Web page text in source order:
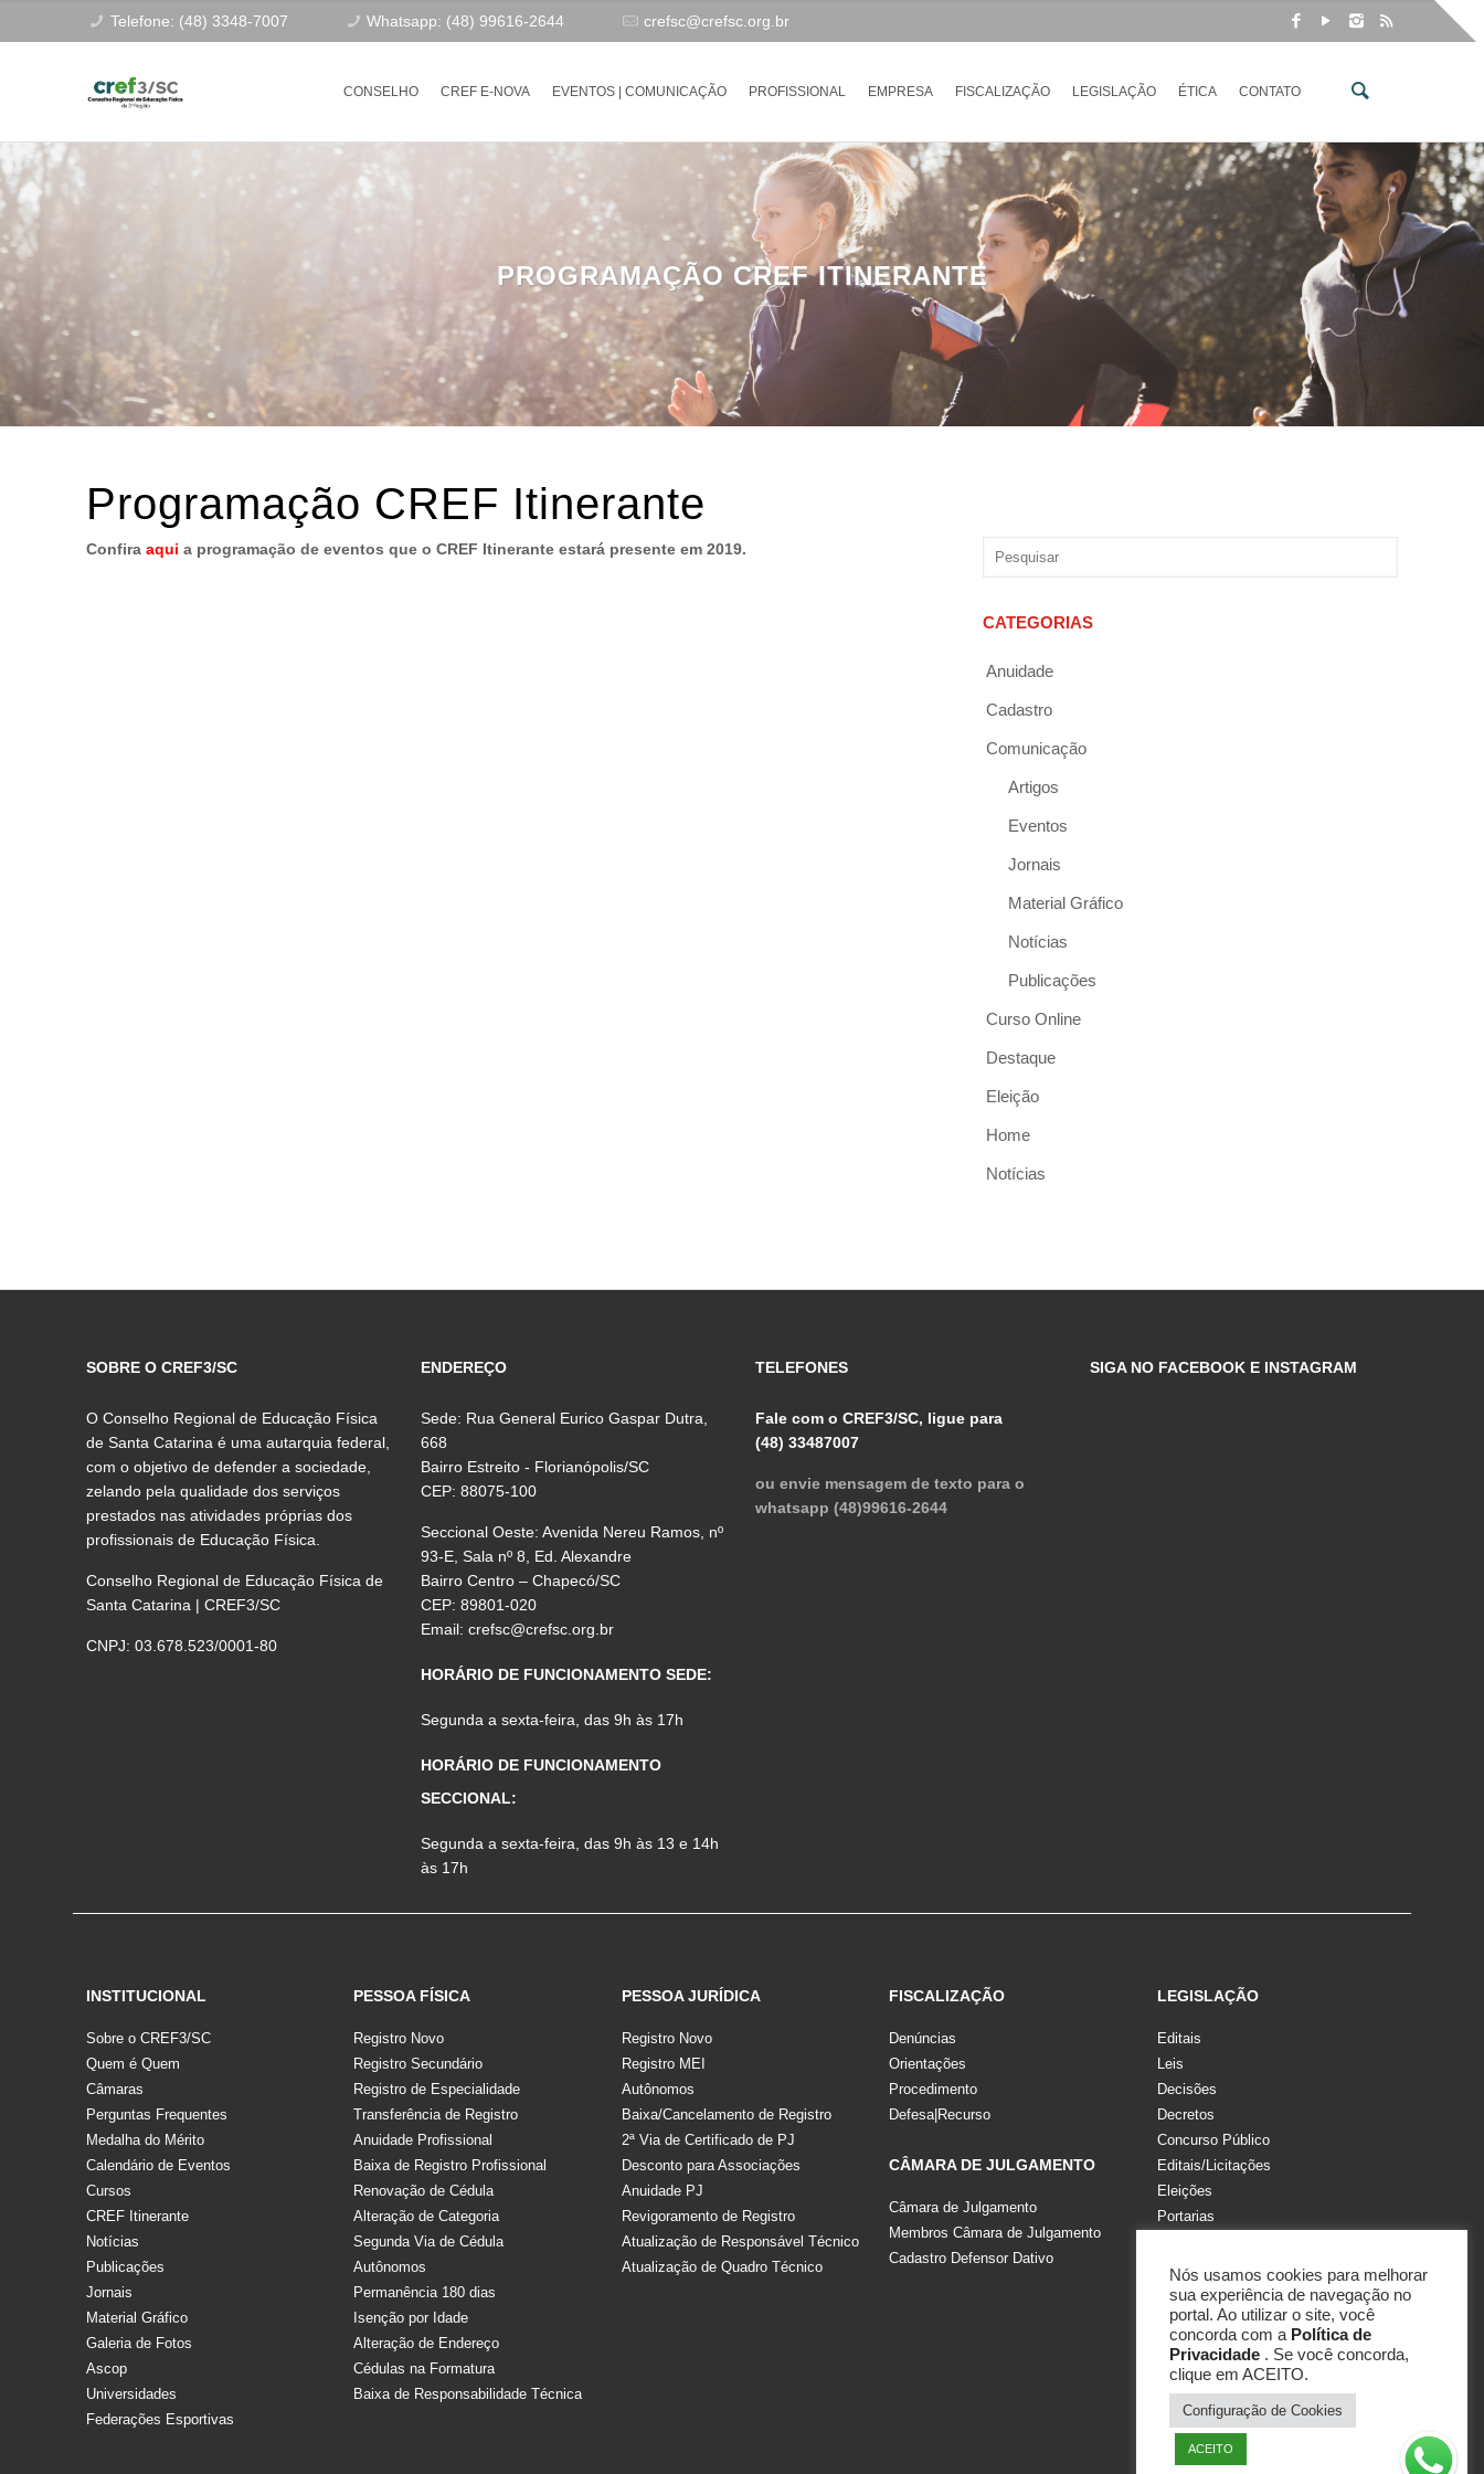
Telefone: (48) 3348-7007 Whatsapp: (48) 99616-2644 crefsc@crefsc.org.br
CONSELHO CREF E-NOVA EVENTOS | COMUNICAÇÃO PROFISSIONAL EMPRESA FISCALIZAÇÃO LEGISLAÇÃO ÉTICA CONTATO
PROGRAMAÇÃO CREF ITINERANTE
Programação CREF Itinerante
Confiraaqui a programação de eventos que o CREF Itinerante estará presente em 2019.
CATEGORIAS
Anuidade
Cadastro
Comunicação
Artigos
Eventos
Jornais
Material Gráfico
Notícias
Publicações
Curso Online
Destaque
Eleição
Home
Notícias
SOBRE O CREF3/SC
O Conselho Regional de Educação Física
de Santa Catarina é uma autarquia federal,
com o objetivo de defender a sociedade,
zelando pela qualidade dos serviços
prestados nas atividades próprias dos
profissionais de Educação Física.
Conselho Regional de Educação Física de
Santa Catarina | CREF3/SC
CNPJ: 03.678.523/0001-80
ENDEREÇO
Sede: Rua General Eurico Gaspar Dutra,
668
Bairro Estreito - Florianópolis/SC
CEP: 88075-100
Seccional Oeste: Avenida Nereu Ramos, nº
93-E, Sala nº 8, Ed. Alexandre
Bairro Centro – Chapecó/SC
CEP: 89801-020
Email:crefsc@crefsc.org.br
HORÁRIO DE FUNCIONAMENTO SEDE:
Segunda a sexta-feira, das 9h às 17h
HORÁRIO DE FUNCIONAMENTO
SECCIONAL:
Segunda a sexta-feira, das 9h às 13 e 14h
às 17h
TELEFONES
Fale com o CREF3/SC, ligue para
(48) 33487007
ou envie mensagem de texto para o
whatsapp (48)99616-2644
SIGA NO FACEBOOK E INSTAGRAM
INSTITUCIONAL
Sobre o CREF3/SC
Quem é Quem
Câmaras
Perguntas Frequentes
Medalha do Mérito
Calendário de Eventos
Cursos
CREF Itinerante
Notícias
Publicações
Jornais
Material Gráfico
Galeria de Fotos
Ascop
Universidades
Federações Esportivas
PESSOA FÍSICA
Registro Novo
Registro Secundário
Registro de Especialidade
Transferência de Registro
Anuidade Profissional
Baixa de Registro Profissional
Renovação de Cédula
Alteração de Categoria
Segunda Via de Cédula
Autônomos
Permanência 180 dias
Isenção por Idade
Alteração de Endereço
Cédulas na Formatura
Baixa de Responsabilidade Técnica
PESSOA JURÍDICA
Registro Novo
Registro MEI
Autônomos
Baixa/Cancelamento de Registro
2ª Via de Certificado de PJ
Desconto para Associações
Anuidade PJ
Revigoramento de Registro
Atualização de Responsável Técnico
Atualização de Quadro Técnico
FISCALIZAÇÃO
Denúncias
Orientações
Procedimento
Defesa|Recurso
CÂMARA DE JULGAMENTO
Câmara de Julgamento
Membros Câmara de Julgamento
Cadastro Defensor Dativo
LEGISLAÇÃO
Editais
Leis
Decisões
Decretos
Concurso Público
Editais/Licitações
Eleições
Portarias
Resoluções
Nós usamos cookies para melhorar
sua experiência de navegação no
portal. Ao utilizar o site, você
concorda com a Política de
Privacidade . Se você concorda,
clique em ACEITO.
Configuração de Cookies
ACEITO